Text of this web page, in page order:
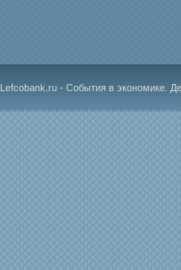
Lefcobank.ru - События в экономике.